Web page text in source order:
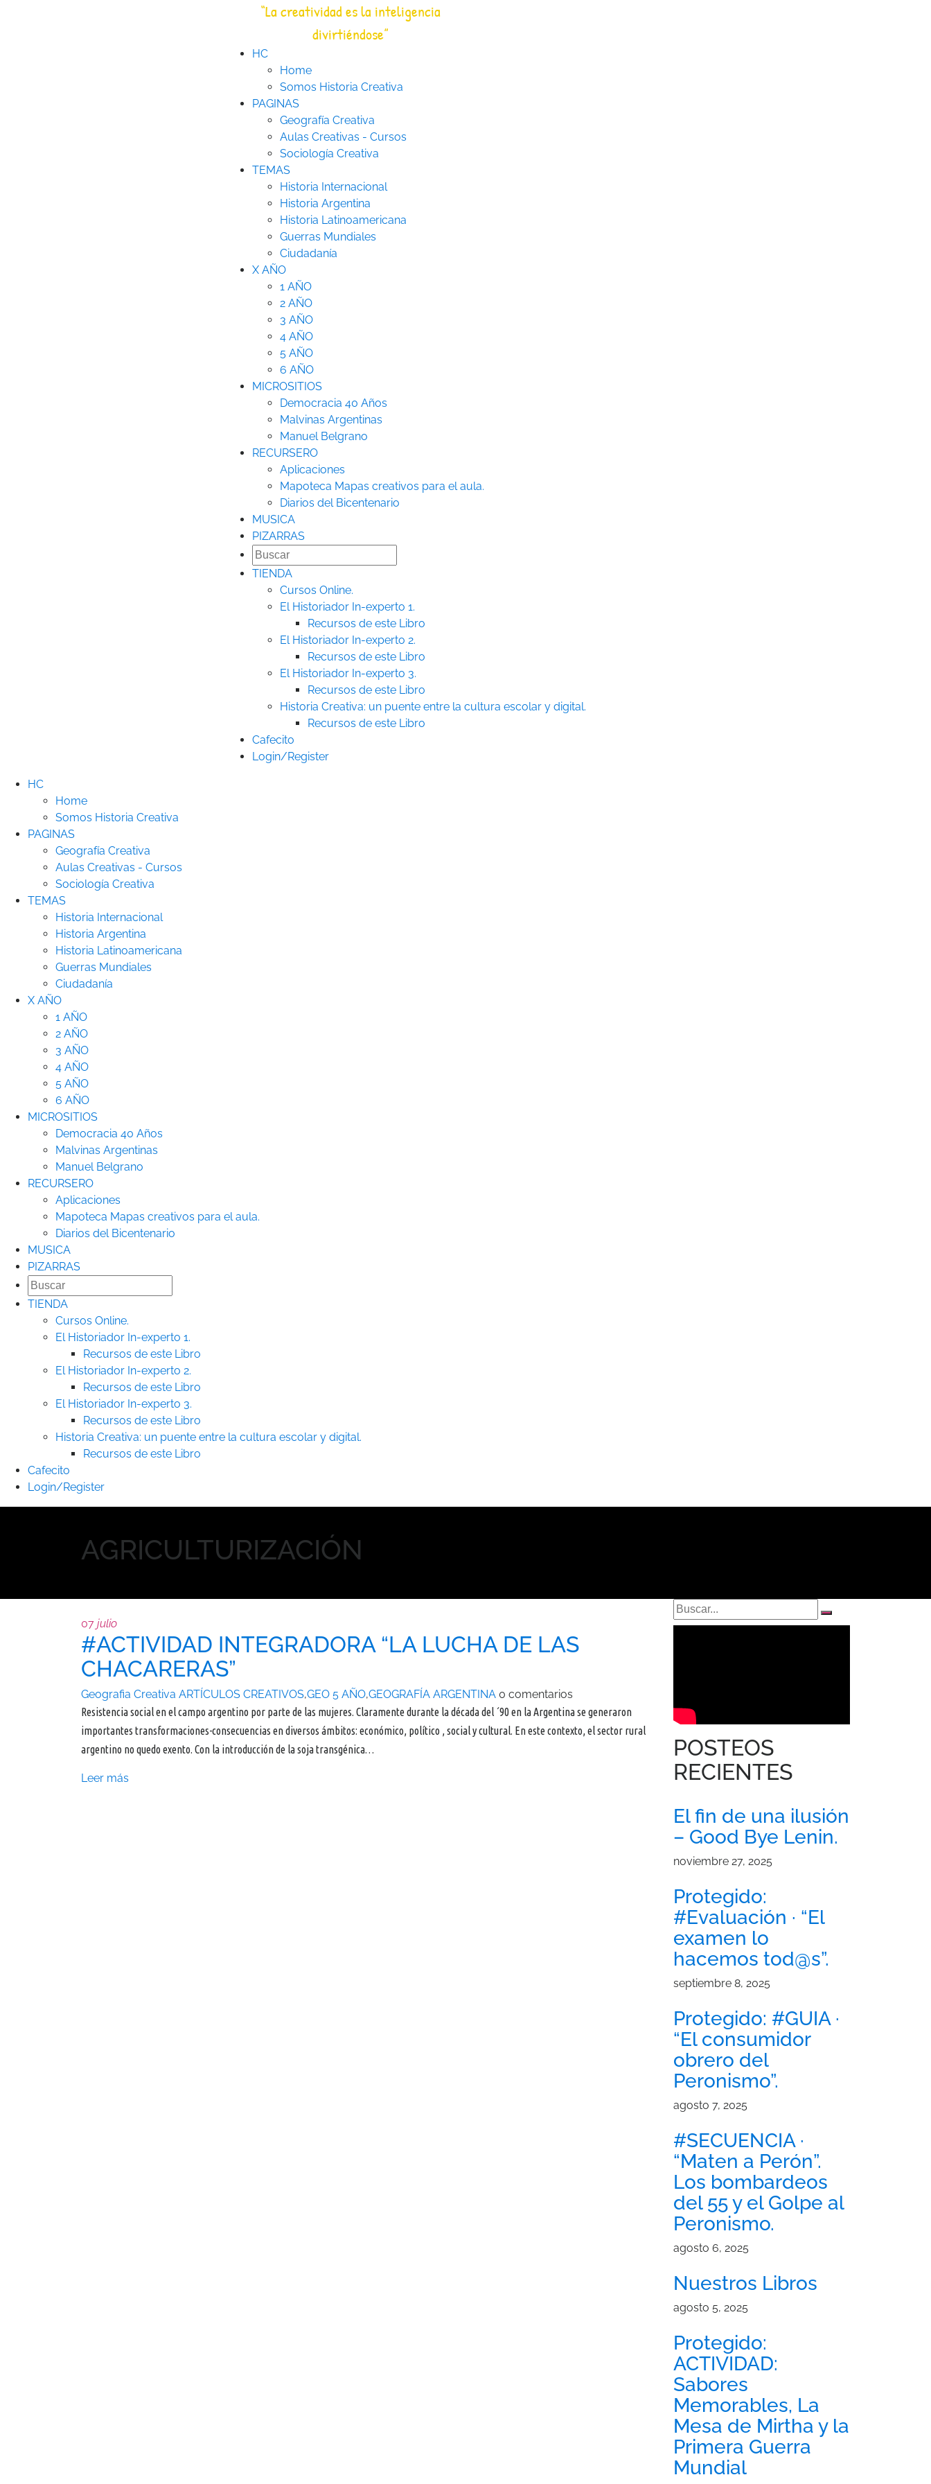
“La creatividad es la inteligencia
divirtiéndose”
HC
Home
Somos Historia Creativa
PAGINAS
Geografía Creativa
Aulas Creativas - Cursos
Sociología Creativa
TEMAS
Historia Internacional
Historia Argentina
Historia Latinoamericana
Guerras Mundiales
Ciudadanía
X AÑO
1 AÑO
2 AÑO
3 AÑO
4 AÑO
5 AÑO
6 AÑO
MICROSITIOS
Democracia 40 Años
Malvinas Argentinas
Manuel Belgrano
RECURSERO
Aplicaciones
Mapoteca Mapas creativos para el aula.
Diarios del Bicentenario
MUSICA
PIZARRAS
TIENDA
Cursos Online.
El Historiador In-experto 1.
Recursos de este Libro
El Historiador In-experto 2.
Recursos de este Libro
El Historiador In-experto 3.
Recursos de este Libro
Historia Creativa: un puente entre la cultura escolar y digital.
Recursos de este Libro
Cafecito
Login/Register
HC
Home
Somos Historia Creativa
PAGINAS
Geografía Creativa
Aulas Creativas - Cursos
Sociología Creativa
TEMAS
Historia Internacional
Historia Argentina
Historia Latinoamericana
Guerras Mundiales
Ciudadanía
X AÑO
1 AÑO
2 AÑO
3 AÑO
4 AÑO
5 AÑO
6 AÑO
MICROSITIOS
Democracia 40 Años
Malvinas Argentinas
Manuel Belgrano
RECURSERO
Aplicaciones
Mapoteca Mapas creativos para el aula.
Diarios del Bicentenario
MUSICA
PIZARRAS
TIENDA
Cursos Online.
El Historiador In-experto 1.
Recursos de este Libro
El Historiador In-experto 2.
Recursos de este Libro
El Historiador In-experto 3.
Recursos de este Libro
Historia Creativa: un puente entre la cultura escolar y digital.
Recursos de este Libro
Cafecito
Login/Register
AGRICULTURIZACIÓN
07 julio
#ACTIVIDAD INTEGRADORA “LA LUCHA DE LAS
CHACARERAS”
Geografia Creativa ARTÍCULOS CREATIVOS,GEO 5 AÑO,GEOGRAFÍA ARGENTINA 0 comentarios
Resistencia social en el campo argentino por parte de las mujeres. Claramente durante la década del ´90 en la Argentina se generaron
importantes transformaciones-consecuencias en diversos ámbitos: económico, político , social y cultural. En este contexto, el sector rural
argentino no quedo exento. Con la introducción de la soja transgénica…
Leer más
POSTEOS
RECIENTES
El fin de una ilusión
– Good Bye Lenin.
noviembre 27, 2025
Protegido:
#Evaluación · “El
examen lo
hacemos tod@s”.
septiembre 8, 2025
Protegido: #GUIA ·
“El consumidor
obrero del
Peronismo”.
agosto 7, 2025
#SECUENCIA ·
“Maten a Perón”.
Los bombardeos
del 55 y el Golpe al
Peronismo.
agosto 6, 2025
Nuestros Libros
agosto 5, 2025
Protegido:
ACTIVIDAD:
Sabores
Memorables, La
Mesa de Mirtha y la
Primera Guerra
Mundial